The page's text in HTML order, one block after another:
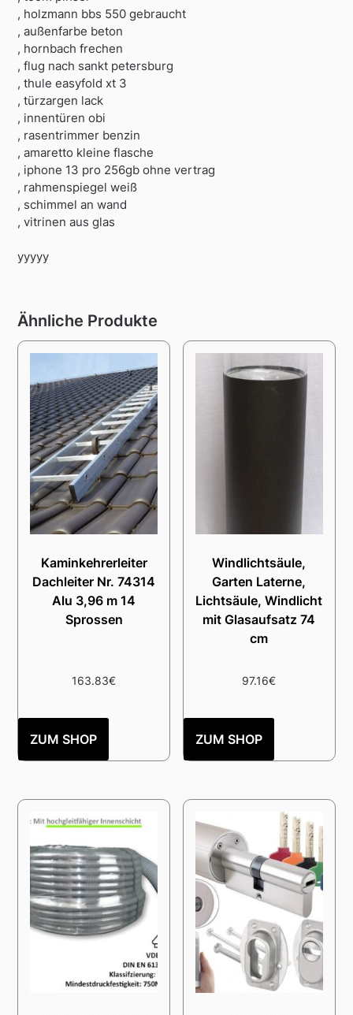
, holzmann bbs 550 gebraucht
, außenfarbe beton
, hornbach frechen
, flug nach sankt petersburg
, thule easyfold xt 3
, türzargen lack
, innentüren obi
, rasentrimmer benzin
, amaretto kleine flasche
, iphone 13 pro 256gb ohne vertrag
, rahmenspiegel weiß
, schimmel an wand
, vitrinen aus glas
yyyyy
Ähnliche Produkte
Kaminkehrerleiter
Dachleiter Nr. 74314
Alu 3,96 m 14
Sprossen
163.83€
ZUM SHOP
Windlichtsäule,
Garten Laterne,
Lichtsäule, Windlicht
mit Glasaufsatz 74
cm
97.16€
ZUM SHOP